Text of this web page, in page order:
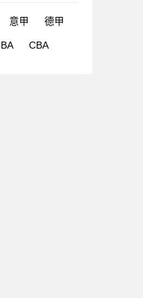
意甲 德甲
CBA